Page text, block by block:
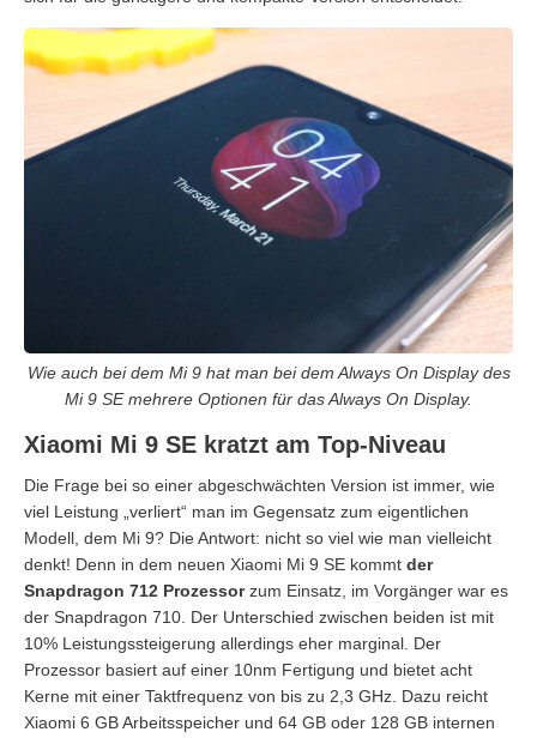
Wie auch bei dem Mi 9 hat man bei dem Always On Display des
Mi 9 SE mehrere Optionen für das Always On Display.
Xiaomi Mi 9 SE kratzt am Top-Niveau
Die Frage bei so einer abgeschwächten Version ist immer, wie
viel Leistung „verliert“ man im Gegensatz zum eigentlichen
Modell, dem Mi 9? Die Antwort: nicht so viel wie man vielleicht
denkt! Denn in dem neuen Xiaomi Mi 9 SE kommt der
Snapdragon 712 Prozessorzum Einsatz, im Vorgänger war es
der Snapdragon 710. Der Unterschied zwischen beiden ist mit
10% Leistungssteigerung allerdings eher marginal. Der
Prozessor basiert auf einer 10nm Fertigung und bietet acht
Kerne mit einer Taktfrequenz von bis zu 2,3 GHz. Dazu reicht
Xiaomi 6 GB Arbeitsspeicher und 64 GB oder 128 GB internen